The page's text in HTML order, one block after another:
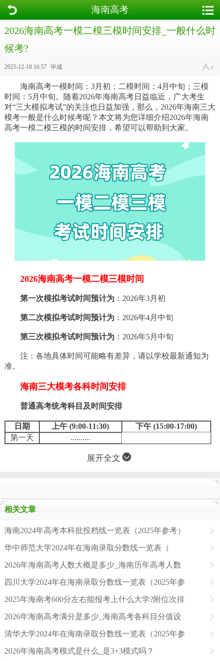
海南高考
2026海南高考一模二模三模时间安排_一般什么时
候考?
2025-12-18 16:57 毕成
海南高考一模时间：3月初；二模时间：4月中旬；三模
时间：5月中旬。随着2026年海南高考日益临近，广大考生
对“三大模拟考试”的关注也日益加强，那么，2026年海南三大
模考一般是什么时候考呢？本文将为您详细介绍2026年海南
高考一模二模三模的时间安排，希望可以帮助到大家。
2026海南高考一模二模三模时间
第一次模拟考试时间预计为：2026年3月初
第二次模拟考试时间预计为：2026年4月中旬
第三次模拟考试时间预计为：2026年5月中旬
注：各地具体时间可能略有差异，请以学校最新通知为
准。
海南三大模考各科时间安排
普通高考统考科目及时间安排
日期 上午 (9:00-11:30)
下午 (15:00-17:00)
第一天
..........
展开全文
相关文章
海南2024年高考本科批投档线一览表（2025年参考）
华中师范大学2024年在海南录取分数线一览表（
2026年海南高考人数大概是多少_海南历年高考人数
四川大学2024年在海南录取分数线一览表（2025年参
2025年海南考600分左右能报考上什么大学?附位次排
2026年海南高考满分是多少_海南高考各科目分值设
清华大学2024年在海南录取分数线一览表（2025年参
2026年海南高考模式是什么_是3+3模式吗？